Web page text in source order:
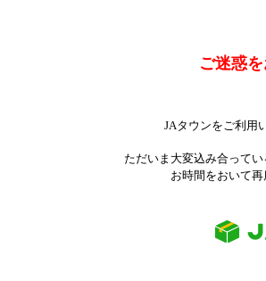
ご迷惑
JAタウンをご利用
ただいま大変込み合って
お時間をおいて